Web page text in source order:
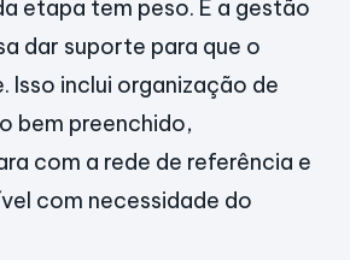
etapa tem peso. E a gestão
dar suporte para que o
Isso inclui organização de
bem preenchido,
com a rede de referência e
com necessidade do